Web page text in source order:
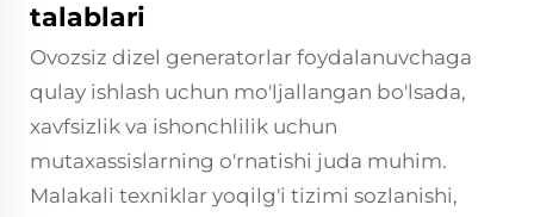
talablari
Ovozsiz dizel generatorlar foydalanuvchaga
qulay ishlash uchun mo'ljallangan bo'lsada,
xavfsizlik va ishonchlilik uchun
mutaxassislarning o'rnatishi juda muhim.
Malakali texniklar yoqilg'i tizimi sozlanishi,